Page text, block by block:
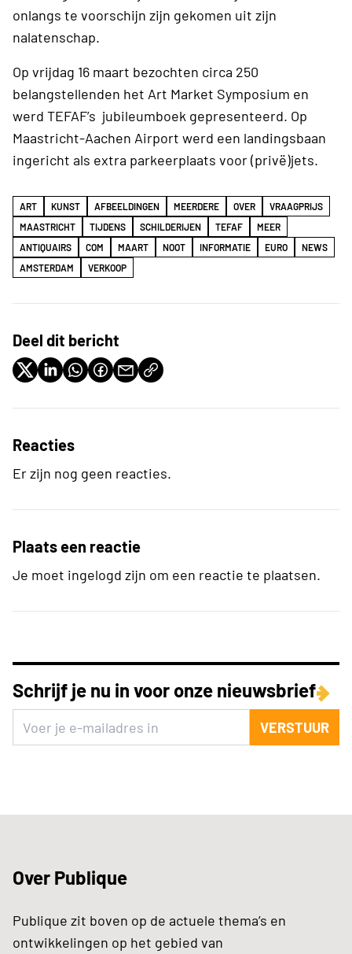
onlangs te voorschijn zijn gekomen uit zijn
nalatenschap.
Op vrijdag 16 maart bezochten circa 250
belangstellenden het Art Market Symposium en
werd TEFAF’s jubileumboek gepresenteerd. Op
Maastricht-Aachen Airport werd een landingsbaan
ingericht als extra parkeerplaats voor (privë)jets.
ART KUNST AFBEELDINGEN MEERDERE OVER
VRAAGPRIJS
MAASTRICHT
TIJDENS SCHILDERIJEN TEFAF
MEER
ANTIQUAIRS
COM MAART NOOT INFORMATIE EURO
NEWS
AMSTERDAM
VERKOOP
Deel dit bericht
Reacties
Er zijn nog geen reacties.
Plaats een reactie
Je moet ingelogd zijn om een reactie te plaatsen.
Schrijf je nu in voor onze nieuwsbrief
VERSTUUR
Over Publique
Publique zit boven op de actuele thema’s en
ontwikkelingen op het gebied van